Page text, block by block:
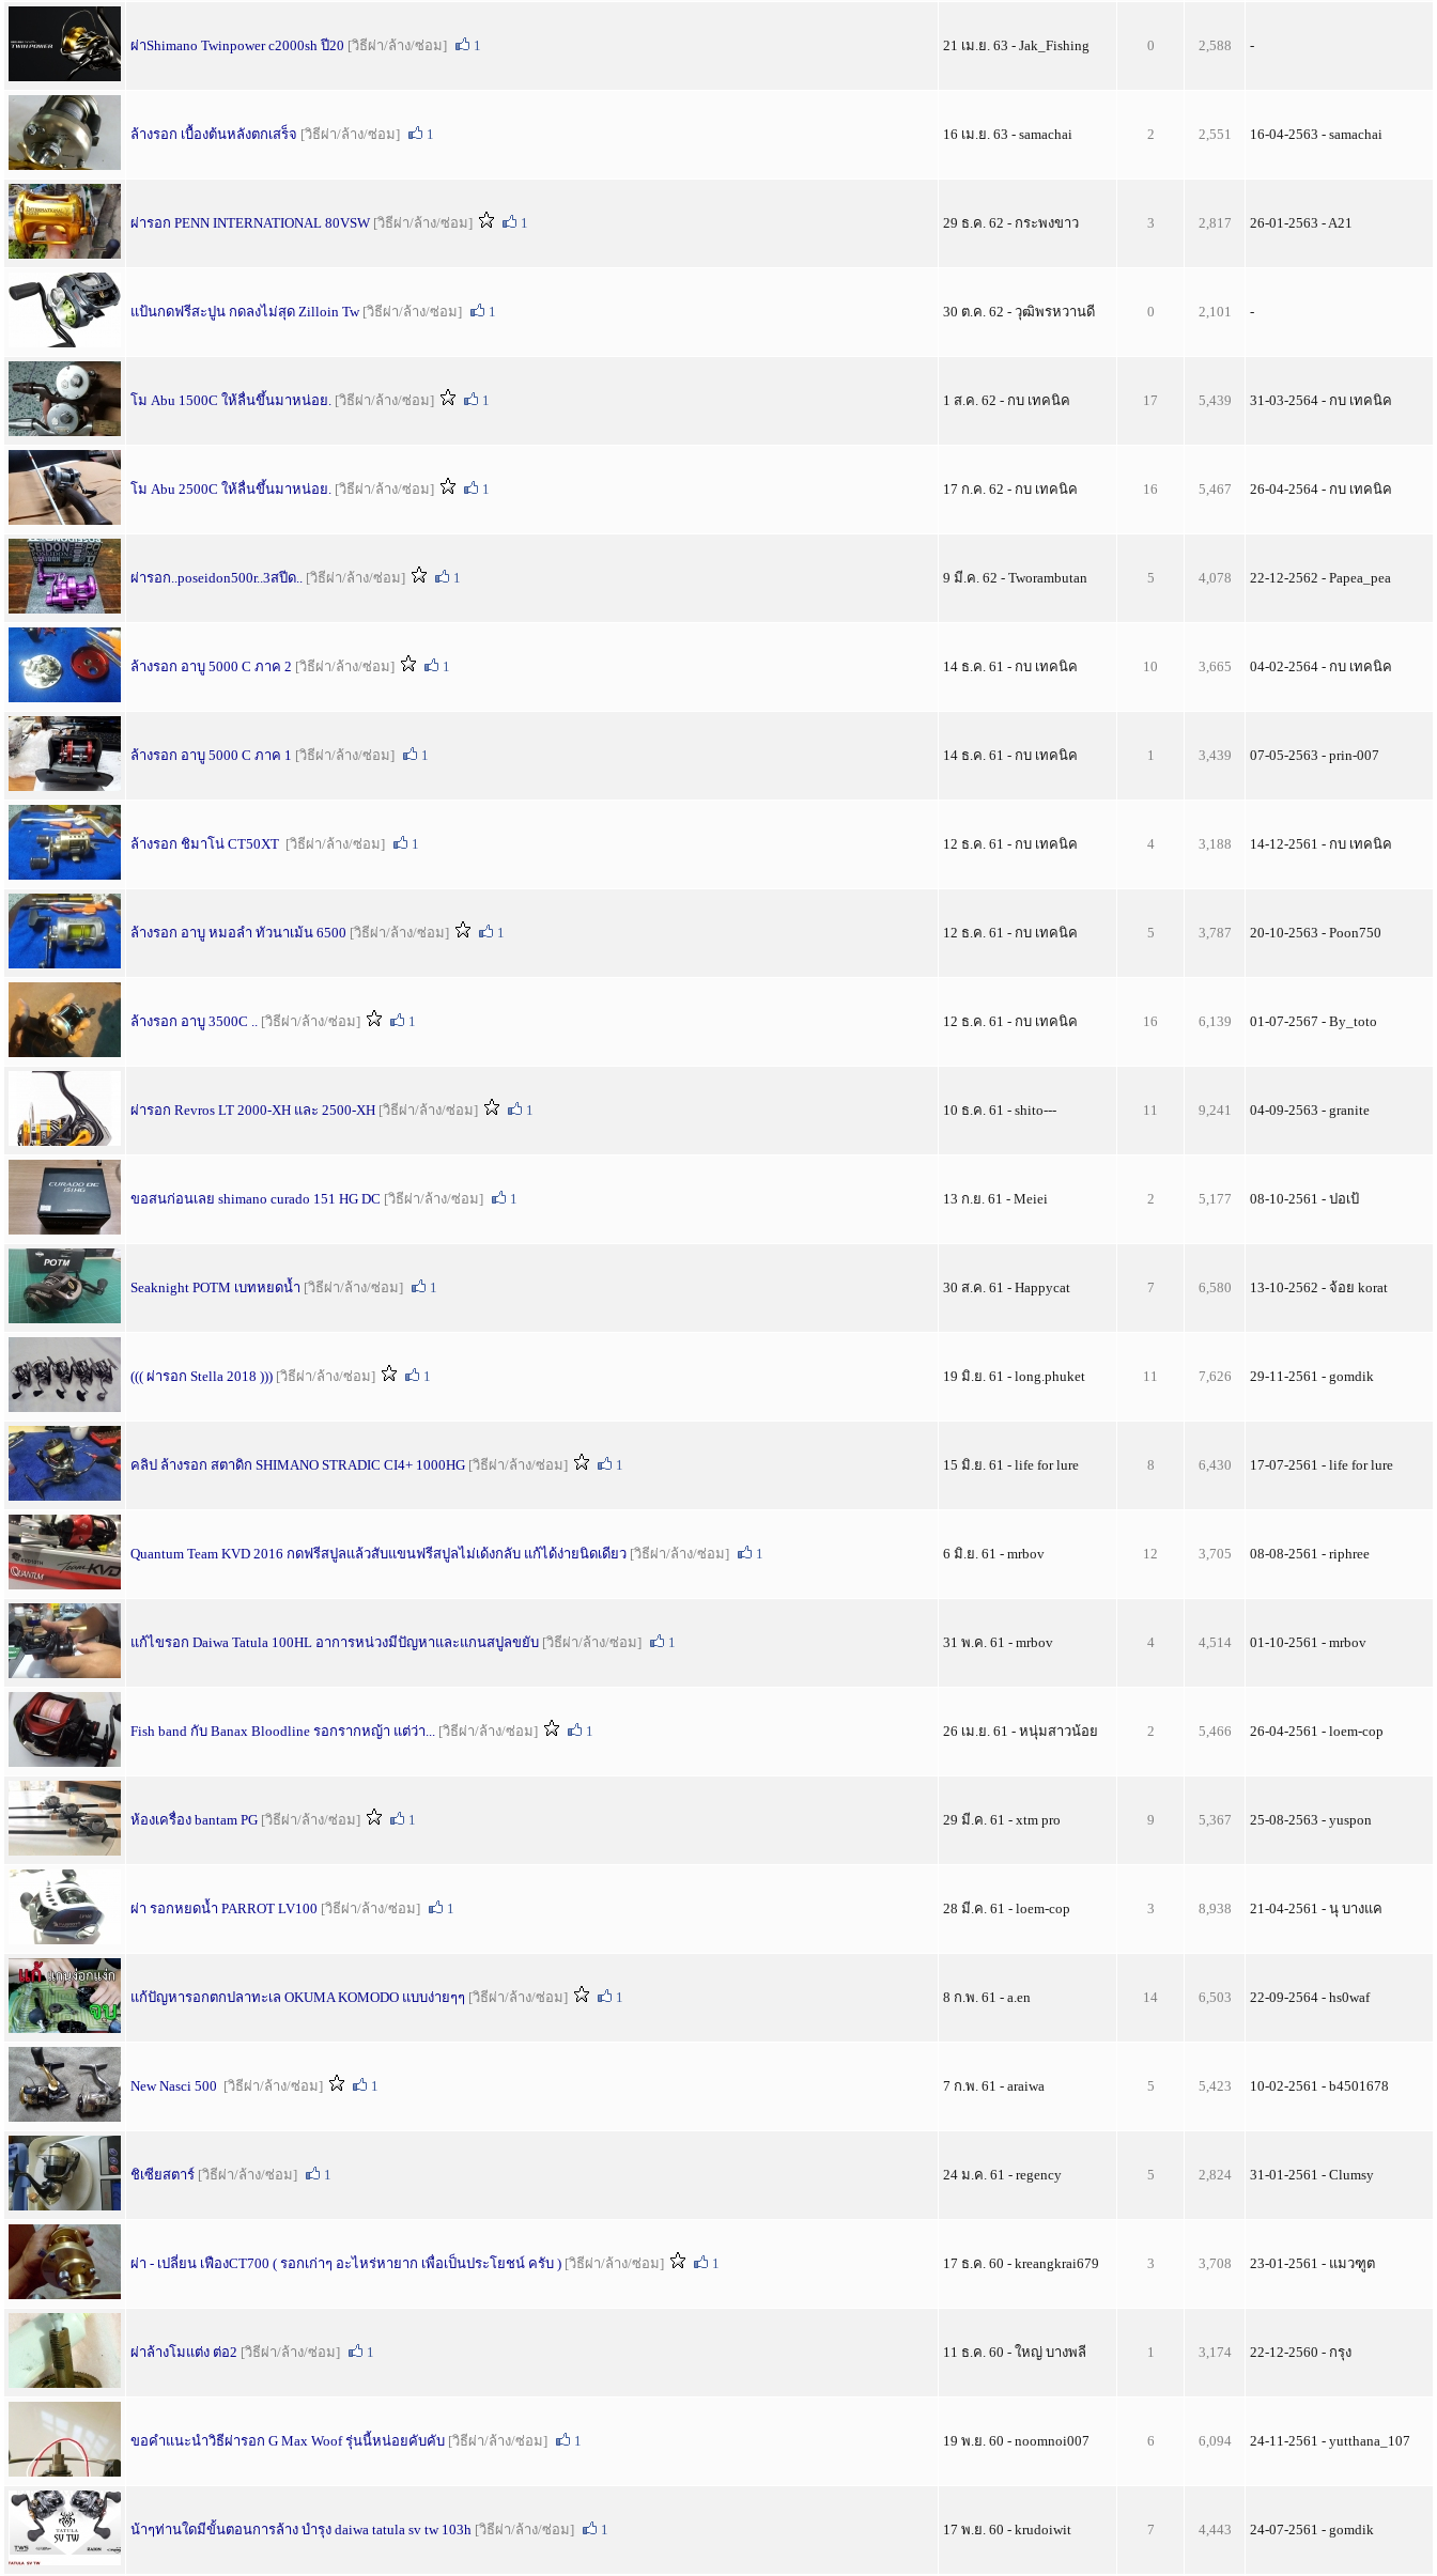
ผ่าShimano Twinpower c2000sh ปี20 [วิธีผ่า/ล้าง/ซ่อม] 1 21 เม.ย. 63 - Jak_Fishing 0 2,588 -
ล้างรอก เบื้องต้นหลังตกเสร็จ [วิธีผ่า/ล้าง/ซ่อม] 1 16 เม.ย. 63 - samachai 2 2,551 16-04-2563 - samachai
ผ่ารอก PENN INTERNATIONAL 80VSW [วิธีผ่า/ล้าง/ซ่อม] 1 29 ธ.ค. 62 - กระพงขาว 3 2,817 26-01-2563 - A21
แป้นกดฟรีสะปูน กดลงไม่สุด Zilloin Tw [วิธีผ่า/ล้าง/ซ่อม] 1 30 ต.ค. 62 - วุฒิพรหวานดี 0 2,101 -
โม Abu 1500C ให้ลื่นขึ้นมาหน่อย. [วิธีผ่า/ล้าง/ซ่อม] 1 1 ส.ค. 62 - กบ เทคนิค 17 5,439 31-03-2564 - กบ เทคนิค
โม Abu 2500C ให้ลื่นขึ้นมาหน่อย. [วิธีผ่า/ล้าง/ซ่อม] 1 17 ก.ค. 62 - กบ เทคนิค 16 5,467 26-04-2564 - กบ เทคนิค
ผ่ารอก..poseidon500r..3สปีด.. [วิธีผ่า/ล้าง/ซ่อม] 1 9 มี.ค. 62 - Tworambutan 5 4,078 22-12-2562 - Papea_pea
ล้างรอก อาบู 5000 C ภาค 2 [วิธีผ่า/ล้าง/ซ่อม] 1 14 ธ.ค. 61 - กบ เทคนิค 10 3,665 04-02-2564 - กบ เทคนิค
ล้างรอก อาบู 5000 C ภาค 1 [วิธีผ่า/ล้าง/ซ่อม] 1 14 ธ.ค. 61 - กบ เทคนิค 1 3,439 07-05-2563 - prin-007
ล้างรอก ชิมาโน่ CT50XT [วิธีผ่า/ล้าง/ซ่อม] 1 12 ธ.ค. 61 - กบ เทคนิค 4 3,188 14-12-2561 - กบ เทคนิค
ล้างรอก อาบู หมอลำ ทัวนาเม้น 6500 [วิธีผ่า/ล้าง/ซ่อม] 1 12 ธ.ค. 61 - กบ เทคนิค 5 3,787 20-10-2563 - Poon750
ล้างรอก อาบู 3500C .. [วิธีผ่า/ล้าง/ซ่อม] 1 12 ธ.ค. 61 - กบ เทคนิค 16 6,139 01-07-2567 - By_toto
ผ่ารอก Revros LT 2000-XH และ 2500-XH [วิธีผ่า/ล้าง/ซ่อม] 1 10 ธ.ค. 61 - shito--- 11 9,241 04-09-2563 - granite
ขอสนก่อนเลย shimano curado 151 HG DC [วิธีผ่า/ล้าง/ซ่อม] 1 13 ก.ย. 61 - Meiei 2 5,177 08-10-2561 - ปอเป้
Seaknight POTM เบทหยดน้ำ [วิธีผ่า/ล้าง/ซ่อม] 1 30 ส.ค. 61 - Happycat 7 6,580 13-10-2562 - จ้อย korat
((( ผ่ารอก Stella 2018 ))) [วิธีผ่า/ล้าง/ซ่อม] 1 19 มิ.ย. 61 - long.phuket 11 7,626 29-11-2561 - gomdik
คลิป ล้างรอก สตาดิก SHIMANO STRADIC CI4+ 1000HG [วิธีผ่า/ล้าง/ซ่อม] 1 15 มิ.ย. 61 - life for lure 8 6,430 17-07-2561 - life for lure
Quantum Team KVD 2016 กดฟรีสปูลแล้วสับแขนฟรีสปูลไม่เด้งกลับ แก้ได้ง่ายนิดเดียว [วิธีผ่า/ล้าง/ซ่อม] 1 6 มิ.ย. 61 - mrbov 12 3,705 08-08-2561 - riphree
แก้ไขรอก Daiwa Tatula 100HL อาการหน่วงมีปัญหาและแกนสปูลขยับ [วิธีผ่า/ล้าง/ซ่อม] 1 31 พ.ค. 61 - mrbov 4 4,514 01-10-2561 - mrbov
Fish band กับ Banax Bloodline รอกรากหญ้า แต่ว่า... [วิธีผ่า/ล้าง/ซ่อม] 1 26 เม.ย. 61 - หนุ่มสาวน้อย 2 5,466 26-04-2561 - loem-cop
ห้องเครื่อง bantam PG [วิธีผ่า/ล้าง/ซ่อม] 1 29 มี.ค. 61 - xtm pro 9 5,367 25-08-2563 - yuspon
ผ่า รอกหยดน้ำ PARROT LV100 [วิธีผ่า/ล้าง/ซ่อม] 1 28 มี.ค. 61 - loem-cop 3 8,938 21-04-2561 - นุ บางแค
แก้ปัญหารอกตกปลาทะเล OKUMA KOMODO แบบง่ายๆๆ [วิธีผ่า/ล้าง/ซ่อม] 1 8 ก.พ. 61 - a.en 14 6,503 22-09-2564 - hs0waf
New Nasci 500 [วิธีผ่า/ล้าง/ซ่อม] 1 7 ก.พ. 61 - araiwa 5 5,423 10-02-2561 - b4501678
ชิเซียสตาร์ [วิธีผ่า/ล้าง/ซ่อม] 1 24 ม.ค. 61 - regency 5 2,824 31-01-2561 - Clumsy
ผ่า - เปลี่ยน เฟืองCT700 ( รอกเก่าๆ อะไหร่หายาก เพื่อเป็นประโยชน์ ครับ ) [วิธีผ่า/ล้าง/ซ่อม] 1 17 ธ.ค. 60 - kreangkrai679 3 3,708 23-01-2561 - แมวฑูต
ผ่าล้างโมแต่ง ต่อ2 [วิธีผ่า/ล้าง/ซ่อม] 1 11 ธ.ค. 60 - ใหญ่ บางพลี 1 3,174 22-12-2560 - กรุง
ขอคำแนะนำวิธีผ่ารอก G Max Woof รุ่นนี้หน่อยคับคับ [วิธีผ่า/ล้าง/ซ่อม] 1 19 พ.ย. 60 - noomnoi007 6 6,094 24-11-2561 - yutthana_107
น้าๆท่านใดมีขั้นตอนการล้าง บำรุง daiwa tatula sv tw 103h [วิธีผ่า/ล้าง/ซ่อม] 1 17 พ.ย. 60 - krudoiwit 7 4,443 24-07-2561 - gomdik